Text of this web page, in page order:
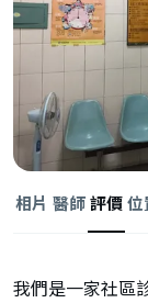
相片 醫師評價位
我們是一家社區